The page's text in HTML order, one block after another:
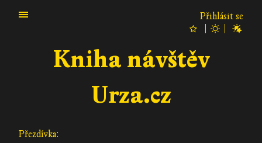
Přihlásit se
Kniha návštěv
Urza.cz
Přezdívka: